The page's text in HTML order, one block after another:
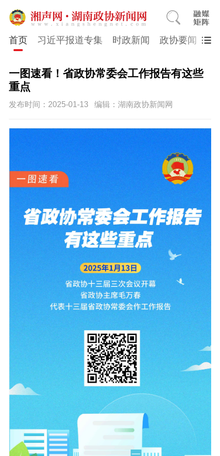
首页 习近平报道专集 时政新闻 政协要闻 市
一图速看！省政协常委会工作报告有这些
重点
发布时间：2025-01-13 编辑：湖南政协新闻网